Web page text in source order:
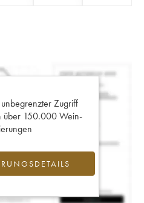
Zugriff
über 150.000 Wein-